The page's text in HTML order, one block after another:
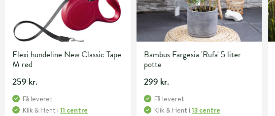
Flexi hundeline New Classic Tape
M rød
259 kr.
Få leveret
Klik & Hent i 11 centre
Bambus Fargesia 'Rufa' 5 liter
potte
299 kr.
Få leveret
Klik & Hent i13 centre